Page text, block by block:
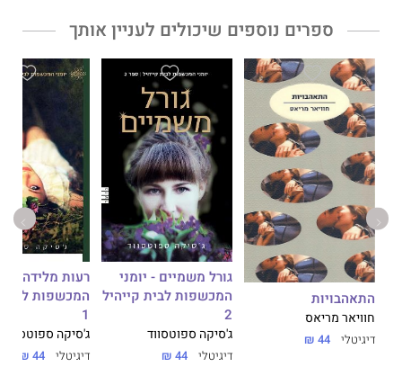
ספרים נוספים שיכולים לעניין אותך
התאהבויות
חוויאר מריאס
דיגיטלי 44 ₪
גורל משמיים - יומני
המכשפות לבית קייהיל
2
ג'סיקה ספוטסווד
דיגיטלי 44 ₪
רעות מלידה -
המכשפות לבית
1
ג'סיקה ספוטסווד
דיגיטלי 44 ₪